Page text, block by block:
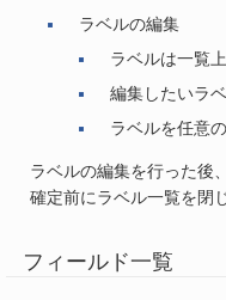
ラベルの編集
ラベルは一覧
編集したいラ
ラベルを任意
ラベルの編集を行った後
確定前にラベル一覧を閉
フィールド一覧